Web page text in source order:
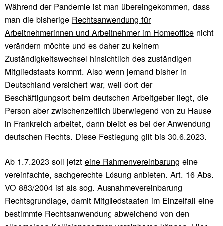
Während der Pandemie ist man übereingekommen, dass
man die bisherige Rechtsanwendung für
Arbeitnehmerinnen und Arbeitnehmer im Homeofficenicht
verändern möchte und es daher zu keinem
Zuständigkeitswechsel hinsichtlich des zuständigen
Mitgliedstaats kommt. Also wenn jemand bisher in
Deutschland versichert war, weil dort der
Beschäftigungsort beim deutschen Arbeitgeber liegt, die
Person aber zwischenzeitlich überwiegend von zu Hause
in Frankreich arbeitet, dann bleibt es bei der Anwendung
deutschen Rechts. Diese Festlegung gilt bis 30.6.2023.
Ab 1.7.2023 soll jetzt eine Rahmenvereinbarung eine
vereinfachte, sachgerechte Lösung anbieten. Art. 16 Abs.
VO 883/2004 ist als sog. Ausnahmevereinbarung
Rechtsgrundlage, damit Mitgliedstaaten im Einzelfall eine
bestimmte Rechtsanwendung abweichend von den